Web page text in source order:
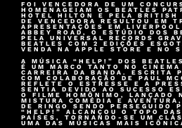
FOI VENCEDORA DE UM
HOMENAGEIAM OS BEATLES
HOTEL HILTON E PELA BRITISH
DE VENCEDORA RESULTOU EM
APRESENTAÇÕES EM
ABBEY ROAD, O ESTÚDIO DOS
PELA UNIVERSAL RECORDS
BEATLES COM 2 EDIÇÕES
VENDA NA APPLE STORE E NO
A MÚSICA “HELP!” DOS
É UM MARCO TANTO NO CINEMA
CARREIRA DA BANDA. ESCRITA
COM COLABORAÇÃO DE PAUL
REFLETE O ESTRESSE E A
SENTIA DEVIDO AO SUCESSO
O FILME HOMÔNIMO, LANÇADO
MISTURA COMÉDIA E
DE RINGO SENDO PERSEGUIDO
“HELP!” ALCANÇOU O TOPO
PAÍSES, TORNANDO-SE UM
UMA DAS MÚSICAS MAIS